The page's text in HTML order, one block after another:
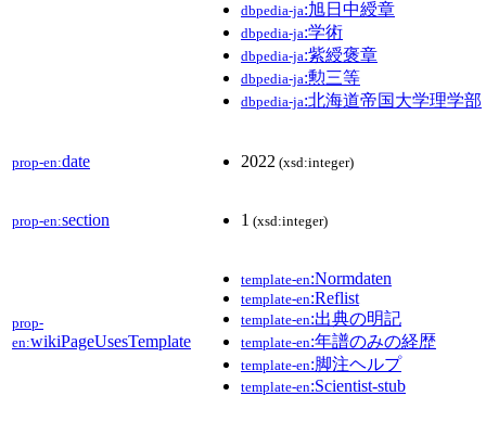
dbpedia-ja:旭日中綬章
dbpedia-ja:学術
dbpedia-ja:紫綬褒章
dbpedia-ja:勲三等
dbpedia-ja:北海道帝国大学理学部
prop-en:date 2022 (xsd:integer)
prop-en:section 1 (xsd:integer)
prop-
en:wikiPageUsesTemplate
template-en:Normdaten
template-en:Reflist
template-en:出典の明記
template-en:年譜のみの経歴
template-en:脚注ヘルプ
template-en:Scientist-stub